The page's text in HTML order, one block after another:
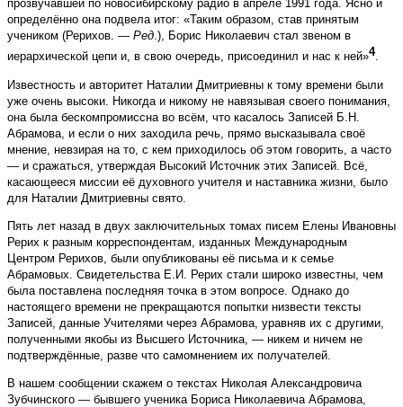
прозвучавшей по новосибирскому радио в апреле 1991 года. Ясно и
определённо она подвела итог: «Таким образом, став принятым
учеником (Рерихов. — Ред.), Борис Николаевич стал звеном в
иерархической цепи и, в свою очередь, присоединил и нас к ней»4.
Известность и авторитет Наталии Дмитриевны к тому времени были
уже очень высоки. Никогда и никому не навязывая своего понимания,
она была бескомпромиссна во всём, что касалось Записей Б.Н.
Абрамова, и если о них заходила речь, прямо высказывала своё
мнение, невзирая на то, с кем приходилось об этом говорить, а часто
— и сражаться, утверждая Высокий Источник этих Записей. Всё,
касающееся миссии её духовного учителя и наставника жизни, было
для Наталии Дмитриевны свято.
Пять лет назад в двух заключительных томах писем Елены Ивановны
Рерих к разным корреспондентам, изданных Международным
Центром Рерихов, были опубликованы её письма и к семье
Абрамовых. Свидетельства Е.И. Рерих стали широко известны, чем
была поставлена последняя точка в этом вопросе. Однако до
настоящего времени не прекращаются попытки низвести тексты
Записей, данные Учителями через Абрамова, уравняв их с другими,
полученными якобы из Высшего Источника, — никем и ничем не
подтверждённые, разве что самомнением их получателей.
В нашем сообщении скажем о текстах Николая Александровича
Зубчинского — бывшего ученика Бориса Николаевича Абрамова,